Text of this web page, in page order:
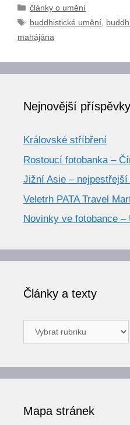
Rubriky
články o umění
Štítky
buddhistické umění,
mahájána
Nejnovější příspěvky
Královské stříbření
Rostoucí fotobanka –
Jižní Asie –
Veletrh PATA Travel
Novinky ve fotobance –
Články a texty
Články
a
Mapa stránek